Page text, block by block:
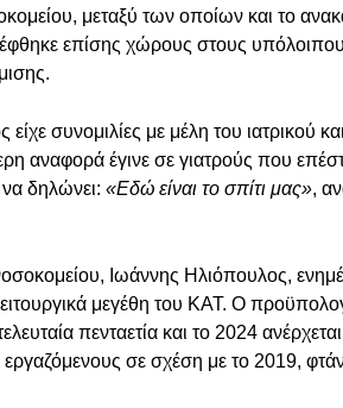
μεταξύ των οποίων και το
επίσης χώρους στους
συνομιλίες με μέλη του ιατρικού
αναφορά έγινε σε γιατρούς που
δηλώνει: «Εδώ είναι το σπίτι μας»,
Ιωάννης Ηλιόπουλος,
μεγέθη του ΚΑΤ. Ο
πενταετία και το 2024
εργαζόμενους σε σχέση με το 2019,